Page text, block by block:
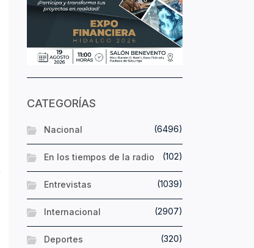
CATEGORÍAS
Nacional (6496)
En los tiempos de la radio (102)
Entrevistas (1039)
Internacional (2907)
Deportes (320)